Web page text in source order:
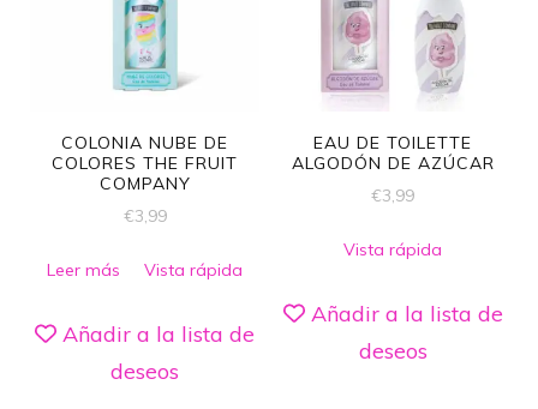
COLONIA NUBE DE
COLORES THE FRUIT
COMPANY
€3,99
Leer más Vista rápida
Añadir a la lista de
deseos
EAU DE TOILETTE
ALGODÓN DE AZÚCAR
€3,99
Vista rápida
Añadir a la lista de
deseos